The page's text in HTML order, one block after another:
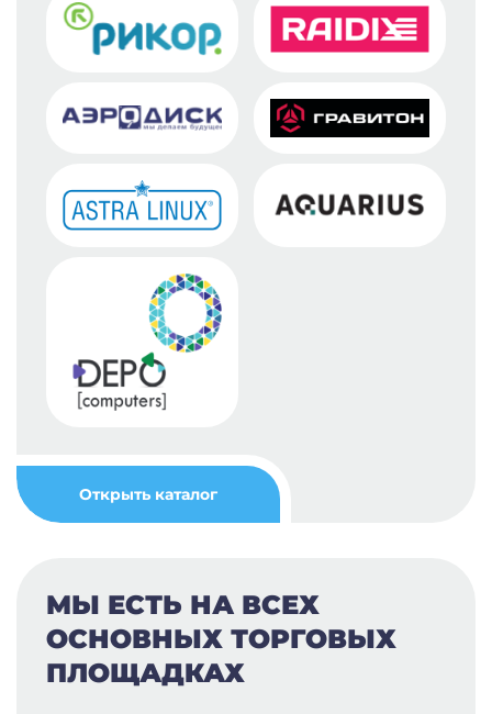
Открыть каталог
МЫ ЕСТЬ НА ВСЕХ
ОСНОВНЫХ ТОРГОВЫХ
ПЛОЩАДКАХ